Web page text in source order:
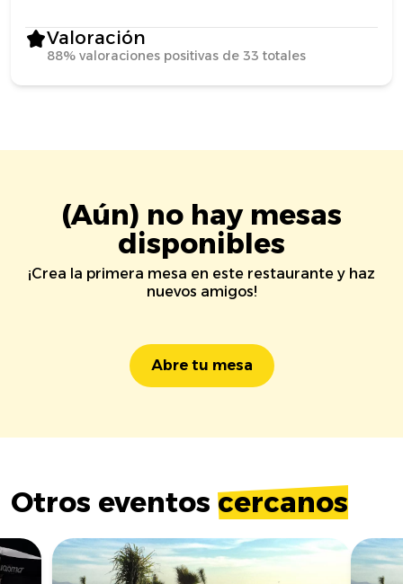
Valoración
88% valoraciones positivas de 33 totales
(Aún) no hay mesas
disponibles
¡Crea la primera mesa en este restaurante y haz
nuevos amigos!
Abre tu mesa
Otros eventos cercanos